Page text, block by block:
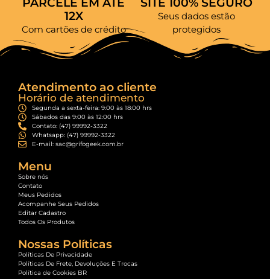
PARCELE EM ATÉ
12X
Com cartões de crédito
SITE 100% SEGURO
Seus dados estão
protegidos
Atendimento ao cliente
Horário de atendimento
Segunda a sexta-feira: 9:00 às 18:00 hrs
Sábados das 9:00 às 12:00 hrs
Contato: (47) 99992-3322
Whatsapp: (47) 99992-3322
E-mail: sac@grifogeek.com.br
Menu
Sobre nós
Contato
Meus Pedidos
Acompanhe Seus Pedidos
Editar Cadastro
Todos Os Produtos
Nossas Políticas
Políticas De Privacidade
Políticas De Frete, Devoluções E Trocas
Política de Cookies BR